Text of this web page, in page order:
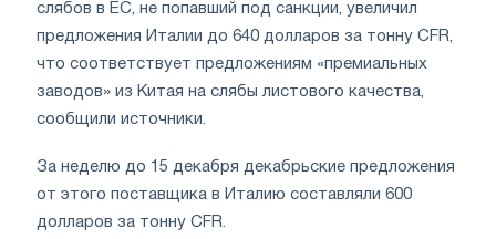
слябов в ЕС, не попавший под санкции, увеличил
предложения Италии до 640 долларов за тонну CFR,
что соответствует предложениям «премиальных
заводов» из Китая на слябы листового качества,
сообщили источники.
За неделю до 15 декабря декабрьские предложения
от этого поставщика в Италию составляли 600
долларов за тонну CFR.